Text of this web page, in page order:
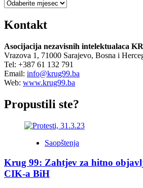
Arhiva
Kontakt
Asocijacija nezavisnih intelektualaca
Vrazova 1, 71000 Sarajevo, Bosna i
Tel: +387 61 132 791
Email: info@krug99.ba
Web: www.krug99.ba
Propustili ste?
Saopštenja
Krug 99: Zahtjev za hitno
CIK-a BiH